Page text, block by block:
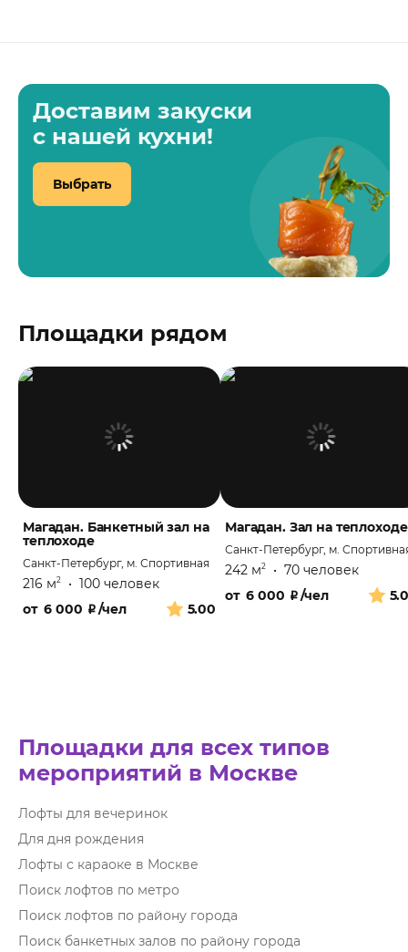
Доставим закуски
с нашей кухни!
Выбрать
Площадки рядом
Магадан. Банкетный зал на
теплоходе
Санкт-Петербург, м. Спортивная
216 м2 • 100 человек
5.00
от6 000 ₽/чел
Магадан. Зал на теплоходе
Санкт-Петербург, м.
242 м2 • 70 человек
от6 000 ₽/чел
Площадки для всех типов
мероприятий в Москве
Лофты для вечеринок
Для дня рождения
Лофты с караоке в Москве
Поиск лофтов по метро
Поиск лофтов по району города
Поиск банкетных залов по району города